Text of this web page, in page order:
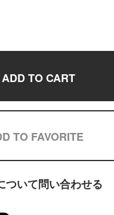
ADD TO CART
TO FAVORITE
ついて問い合わせる